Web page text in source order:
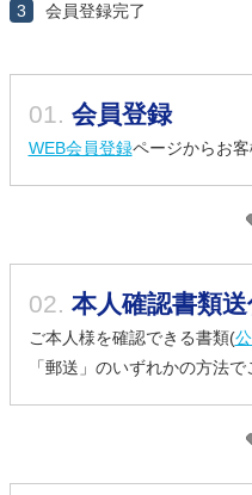
3 会員登録完了
01. 会員登録
WEB会員登録ページからお
02. 本人確認書類送
ご本人様を確認できる書類(
「郵送」のいずれかの方法で